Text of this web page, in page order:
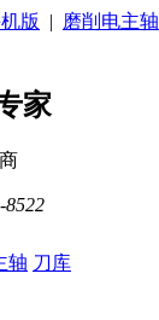
版 | 磨削电主轴
家
8522
轴 刀库